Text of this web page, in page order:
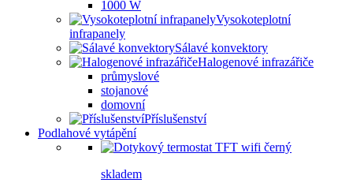
1000 W
Vysokoteplotní
infrapanely
Sálavé konvektory
Halogenové infrazářiče
průmyslové
stojanové
domovní
Příslušenství
Podlahové vytápění
skladem